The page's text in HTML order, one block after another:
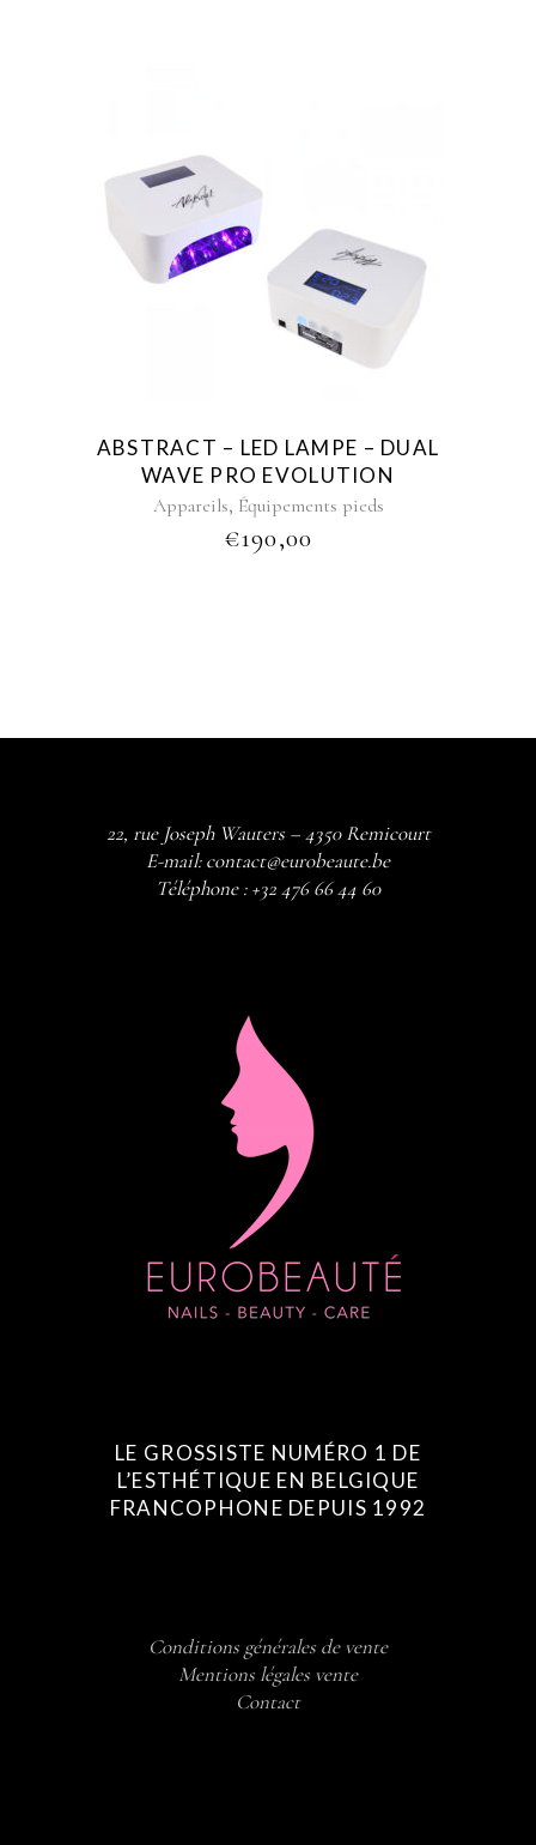
ABSTRACT – LED LAMPE – DUAL
WAVE PRO EVOLUTION
Appareils, Équipements pieds
€190,00
22, rue Joseph Wauters – 4350 Remicourt
E-mail:contact@eurobeaute.be
Téléphone :+32 476 66 44 60
LE GROSSISTE NUMÉRO 1 DE
L’ESTHÉTIQUE EN BELGIQUE
FRANCOPHONE DEPUIS 1992
Conditions générales de vente
Mentions légales vente
Contact